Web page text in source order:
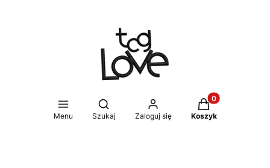
Menu
Otwórz wyszukiwarkę
Szukaj Zaloguj się
Produkty w
Koszyk